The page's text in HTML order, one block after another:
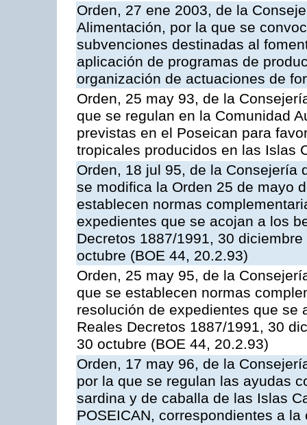
Orden, 27 ene 2003, de la
Alimentación, por la que se
subvenciones destinadas al
aplicación de programas de
organización de actuaciones de
Orden, 25 may 93, de la
que se regulan en la Comunidad
previstas en el Poseican para
tropicales producidos en las Islas
Orden, 18 jul 95, de la Consejería
se modifica la Orden 25 de mayo
establecen normas
expedientes que se acojan a los
Decretos 1887/1991, 30
octubre (BOE 44, 20.2.93)
Orden, 25 may 95, de la
que se establecen normas
resolución de expedientes que se
Reales Decretos 1887/1991, 30
30 octubre (BOE 44, 20.2.93)
Orden, 17 may 96, de la
por la que se regulan las ayudas
sardina y de caballa de las Islas
POSEICAN, correspondientes a